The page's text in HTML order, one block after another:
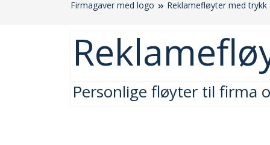
Firmagaver med logo Reklamefløyter med trykk
Personlige fløyter til firma